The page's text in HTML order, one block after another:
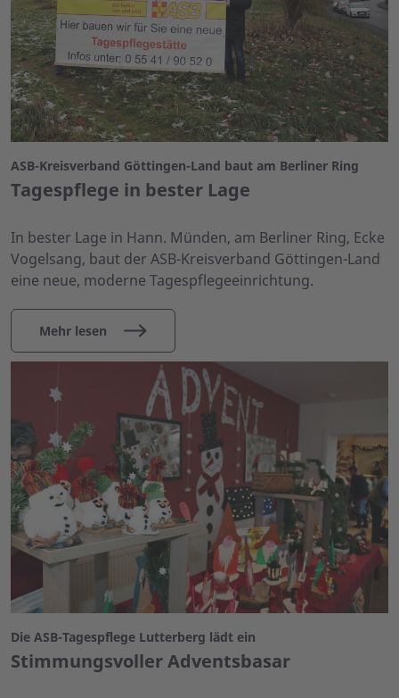
ASB-Kreisverband Göttingen-Land baut am Berliner Ring
Tagespflege in bester Lage
In bester Lage in Hann. Münden, am Berliner Ring, Ecke
Vogelsang, baut der ASB-Kreisverband Göttingen-Land
eine neue, moderne Tagespflegeeinrichtung.
Mehr lesen
Die ASB-Tagespflege Lutterberg lädt ein
Stimmungsvoller Adventsbasar